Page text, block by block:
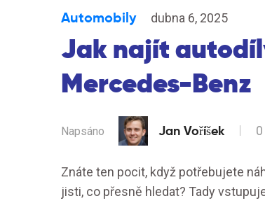
Automobily dubna 6, 2025
Jak najít
Mercedes-Benz
Napsáno Jan Voříšek
Znáte ten pocit, když potřebujete
jisti, co přesně hledat? Tady